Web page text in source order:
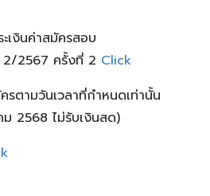
เงินค่าสมัครสอบ
2567 ครั้งที่ 2 Click
รตามวันเวลาที่กำหนดเท่านั้น
ม 2568 ไม่รับเงินสด)